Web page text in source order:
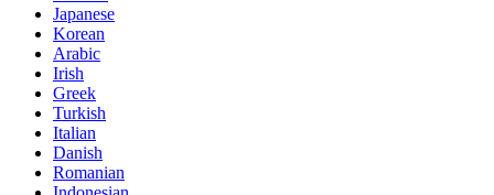
Japanese
Korean
Arabic
Irish
Greek
Turkish
Italian
Danish
Romanian